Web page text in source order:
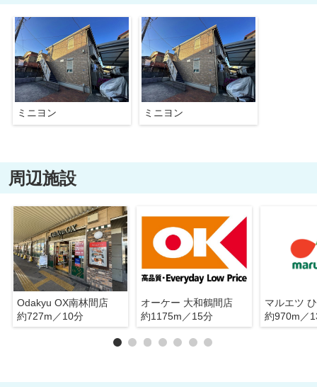
ミニヨン ミニヨン
周辺施設
Odakyu OX南林間店
約727m／10分
オーケー 大和鶴間店
約1175m／15分
マルエツ
約970m／